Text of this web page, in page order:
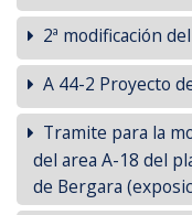
2ª modificación
A 44-2 Proyecto
Tramite para la
del area A-18 del
de Bergara